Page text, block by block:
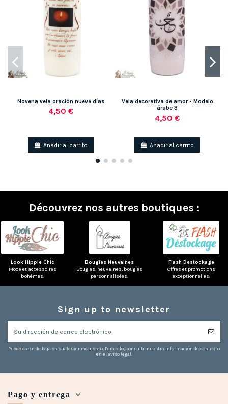
Novena vela oración nueve días
4,50 €
Añadir al carrito
Vela decorativa de amor - Modelo
árabe 3
4,50 €
Añadir al carrito
Découvrez nos autres boutiques :
Look Hippie Chic
Mode et accessoires
bohèmes.
Bougies Neuvaines
Bougies, neuvaines, bougies
personnalisées.
Flash Destockage
Offres et promotions
exceptionnelles.
Sign up to newsletter
Puede darse de baja en cualquier momento. Para ello, consulte nuestra información de contacto
en el aviso legal.
Pago y entrega